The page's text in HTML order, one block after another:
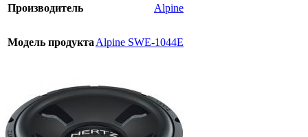
Производитель
Alpine
Модель продукта Alpine SWE-1044E